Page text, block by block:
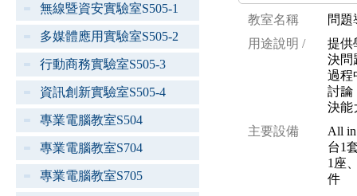
無線暨資安實驗室S505-1
多媒體應用實驗室S505-2
行動商務實驗室S505-3
資訊創新實驗室S505-4
專業電腦教室S504
專業電腦教室S704
專業電腦教室S705
教室名稱
問題
用途說明 /
提供
決問
過程
討論
決能
主要設備
All
台1
1座
件